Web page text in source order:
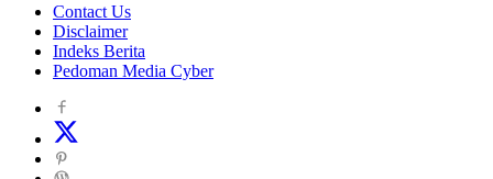
Contact Us
Disclaimer
Indeks Berita
Pedoman Media Cyber